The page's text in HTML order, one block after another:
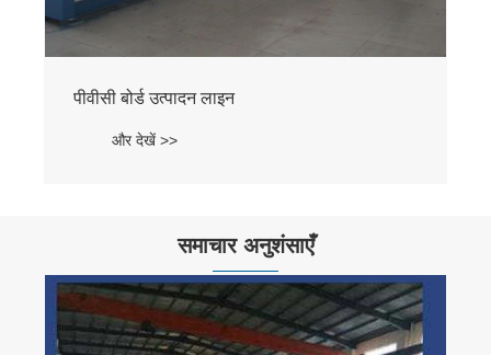
समाचार अनुशंसाएँ
पीपीएच रासायनिक भंडारण टैंक का उत्पादन कैसे किया